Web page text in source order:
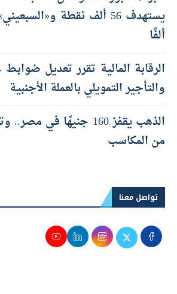
ألفًا
الرقابة المالية تقرر تعديل
والتأجير التمويلي بالعملة الأجنبية
الذهب يقفز 160 جنيهًا
من المكاسب
تواصل معنا